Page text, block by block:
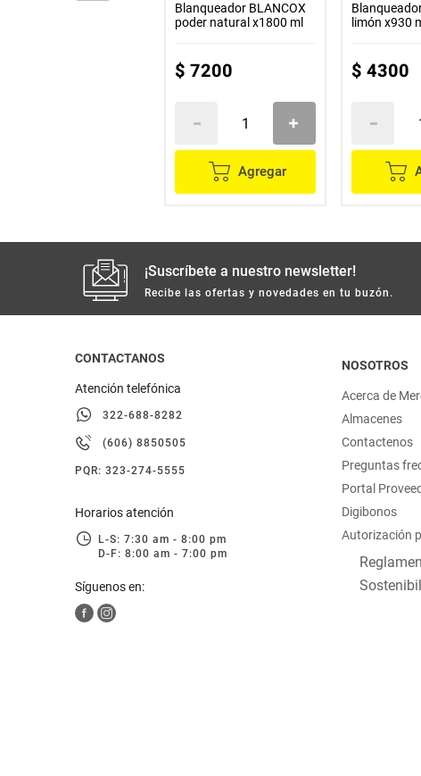
Blanqueador BLANCOX
poder natural x1800 ml
$ 7200
Agregar
limón x930
$ 4300
¡Suscríbete a nuestro newsletter!
Recibe las ofertas y novedades en tu buzón.
CONTACTANOS
Atención telefónica
322-688-8282
(606) 8850505
PQR: 323-274-5555
Horarios atención
L-S: 7:30 am - 8:00 pm
D-F: 8:00 am - 7:00 pm
Síguenos en:
NOSOTROS
Acerca de
Almacenes
Contactenos
Preguntas
Portal
Digibonos
Autorización